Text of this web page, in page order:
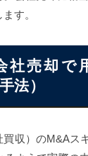
す。
社売却で
法）
収）のM&Aス